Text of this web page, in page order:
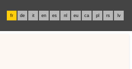
fr de it en es nl eu ca pl rs lv